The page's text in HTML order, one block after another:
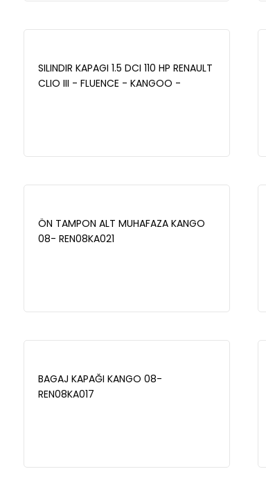
SILINDIR KAPAGI 1.5 DCI 110 HP RENAULT
CLIO III - FLUENCE - KANGOO -
ÖN TAMPON ALT MUHAFAZA KANGO
08- REN08KA021
BAGAJ KAPAĞI KANGO 08-
REN08KA017